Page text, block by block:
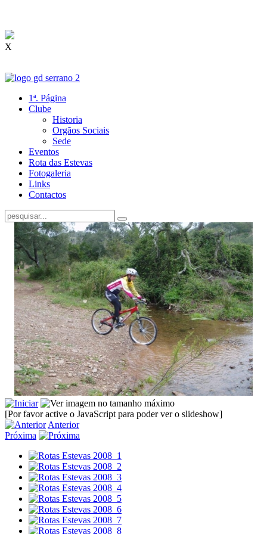
X
1ª. Página
Clube
Historia
Orgãos Sociais
Sede
Eventos
Rota das Estevas
Fotogaleria
Links
Contactos
[Por favor active o JavaScript para poder ver o slideshow]
Anterior
Próxima